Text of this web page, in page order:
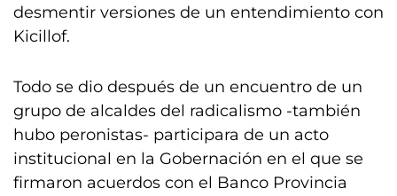
desmentir versiones de un entendimiento con
Kicillof.
Todo se dio después de un encuentro de un
grupo de alcaldes del radicalismo -también
hubo peronistas- participara de un acto
institucional en la Gobernación en el que se
firmaron acuerdos con el Banco Provincia